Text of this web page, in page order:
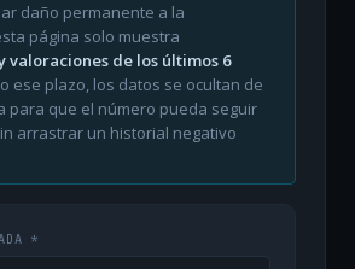
daño permanente a la
página solo muestra
valoraciones de los últimos 6
ese plazo, los datos se ocultan de
para que el número pueda seguir
arrastrar un historial negativo
*